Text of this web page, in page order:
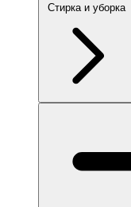
Стирка и уборка